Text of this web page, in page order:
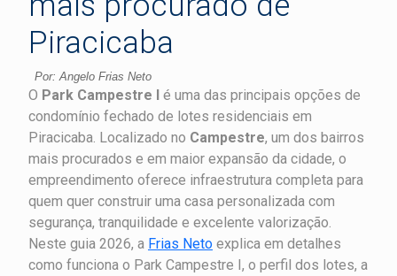
Piracicaba
Por: Angelo Frias Neto
O Park Campestre I é uma das principais opções de
condomínio fechado de lotes residenciais em
Piracicaba. Localizado no Campestre, um dos bairros
mais procurados e em maior expansão da cidade, o
empreendimento oferece infraestrutura completa para
quem quer construir uma casa personalizada com
segurança, tranquilidade e excelente valorização.
Neste guia 2026, a Frias Neto explica em detalhes
como funciona o Park Campestre I, o perfil dos lotes, a